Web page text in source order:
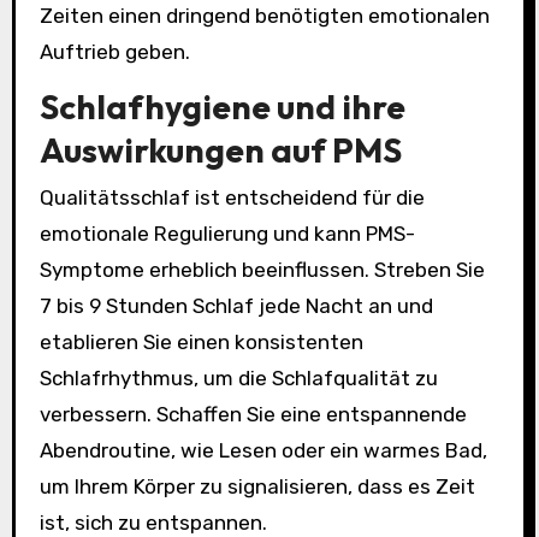
Zeiten einen dringend benötigten emotionalen
Auftrieb geben.
Schlafhygiene und ihre
Auswirkungen auf PMS
Qualitätsschlaf ist entscheidend für die
emotionale Regulierung und kann PMS-
Symptome erheblich beeinflussen. Streben Sie
7 bis 9 Stunden Schlaf jede Nacht an und
etablieren Sie einen konsistenten
Schlafrhythmus, um die Schlafqualität zu
verbessern. Schaffen Sie eine entspannende
Abendroutine, wie Lesen oder ein warmes Bad,
um Ihrem Körper zu signalisieren, dass es Zeit
ist, sich zu entspannen.